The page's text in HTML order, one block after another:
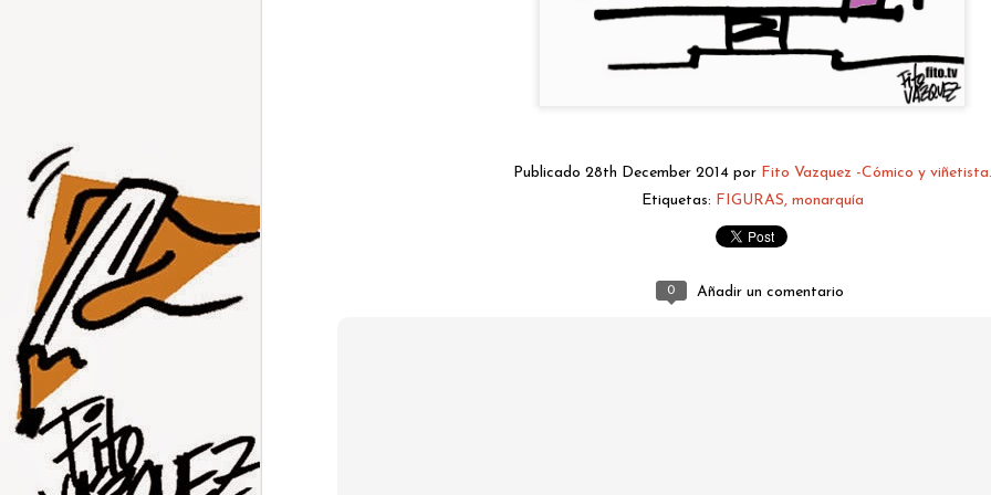
Publicado 28th December 2014por Fito Vazquez -Cómico y viñetista.
Etiquetas: FIGURAS monarquía
0 Añadir un comentario
Yesterday porFito Vazquez -Cómico y viñetista.